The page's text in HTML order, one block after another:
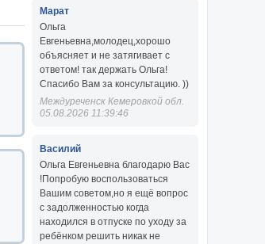
Марат
Ольга
Евгеньевна,молодец,хорошо
объясняет и не затягивает с
ответом! так держать Ольга!
Спасибо Вам за консультацию. ))
Междуреченск Кемеровкой обл.
05.08.2026 11:39:46
Василий
Ольга Евгеньевна благодарю Вас
!Попробую воспользоваться
Вашим советом,но я ещё вопрос
с задолженностью когда
находился в отпуске по уходу за
ребёнком решить никак не